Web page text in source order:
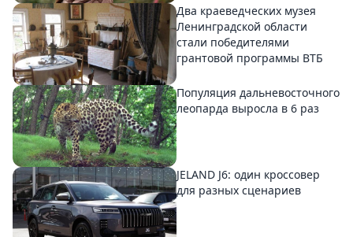
Два краеведческих музея
Ленинградской области
стали победителями
грантовой программы ВТБ
Популяция дальневосточного
леопарда выросла в 6 раз
JELAND J6: один кроссовер
для разных сценариев